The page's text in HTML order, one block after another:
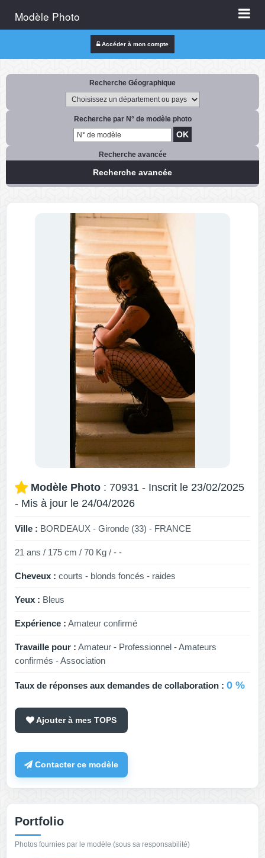
Modèle Photo
Accéder à mon compte
Recherche Géographique
Recherche par N° de modèle photo
Recherche avancée
Recherche avancée
Modèle Photo : 70931 - Inscrit le 23/02/2025
- Mis à jour le 24/04/2026
Ville : BORDEAUX - Gironde (33) - FRANCE
21 ans / 175 cm / 70 Kg / - -
Cheveux : courts - blonds foncés - raides
Yeux : Bleus
Expérience : Amateur confirmé
Travaille pour : Amateur - Professionnel - Amateurs
confirmés - Association
Taux de réponses aux demandes de collaboration : 0 %
Ajouter à mes TOPS
Contacter ce modèle
Portfolio
Photos fournies par le modèle (sous sa responsabilité)